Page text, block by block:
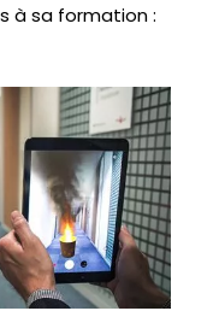
à sa formation :